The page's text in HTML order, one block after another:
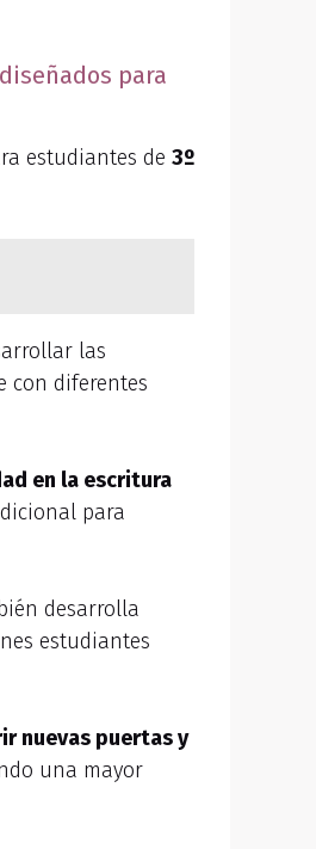
para
estudiantes de 3º
las
con diferentes
en la escritura
para
desarrolla
estudiantes
nuevas puertas y
una mayor